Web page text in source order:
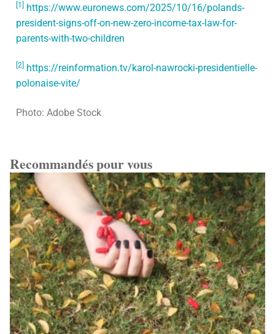
[1]
https://www.euronews.com/2025/10/16/polands-
president-signs-off-on-new-zero-income-tax-law-for-
parents-with-two-children
[2] https://reinformation.tv/karol-nawrocki-presidentielle-
polonaise-vite/
Photo: Adobe Stock
Recommandés pour vous